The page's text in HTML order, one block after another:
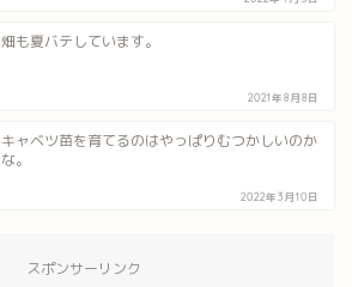
畑も夏バテしています。
2021年8月8日
キャベツ苗を育てるのはやっぱりむつかしいのか
な。
2022年3月10日
スポンサーリンク